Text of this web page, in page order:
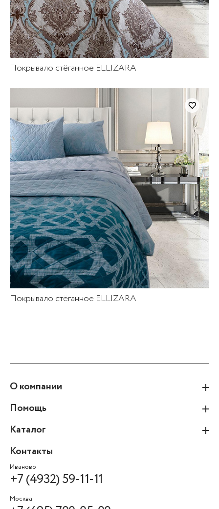
Покрывало стёганное ELLIZARA
Покрывало стёганное ELLIZARA
О компании
Помощь
Каталог
Контакты
Иваново
+7 (4932) 59-11-11
Москва